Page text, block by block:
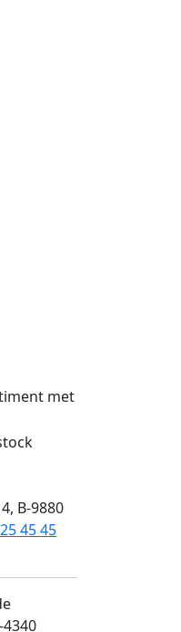
met
B-9880
45 45